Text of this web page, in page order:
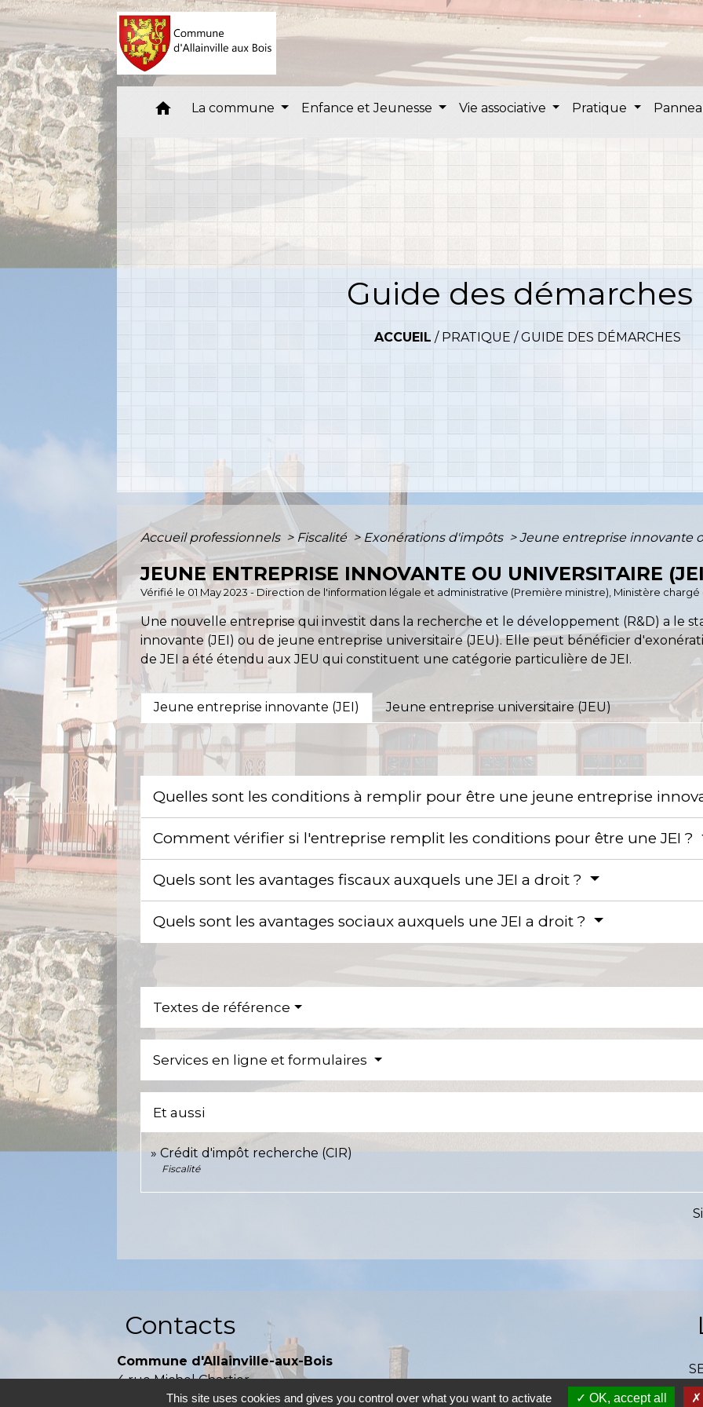
home La commune Enfance et Jeunesse Vie associative Pratique
Guide des démarches
ACCUEIL / PRATIQUE /GUIDE DES DÉMARCHES
Accueil professionnels > Fiscalité > Exonérations d'impôts > Jeune entreprise innovante
JEUNE ENTREPRISE INNOVANTE OU UNIVERSITAIRE
Vérifié le 01 May 2023 - Direction de l'information légale et administrative (Première ministre), Ministère
Une nouvelle entreprise qui investit dans la recherche et le développement (R&D) a le
innovante (JEI) ou de jeune entreprise universitaire (JEU). Elle peut bénéficier
de JEI a été étendu aux JEU qui constituent une catégorie particulière de JEI.
Jeune entreprise innovante (JEI) Jeune entreprise universitaire (JEU)
Quelles sont les conditions à remplir pour être une jeune entreprise
Comment vérifier si l'entreprise remplit les conditions pour être une JEI ?
Quels sont les avantages fiscaux auxquels une JEI a droit ?
Quels sont les avantages sociaux auxquels une JEI a droit ?
Textes de référence
Services en ligne et formulaires
Et aussi
Crédit d'impôt recherche (CIR)
Fiscalité
Contacts
Commune d'Allainville-aux-Bois
4 rue Michel Chartier
78660 Allainville-aux-Bois - FRANCE
This site uses cookies and gives you control over what you want to activate OK, accept all